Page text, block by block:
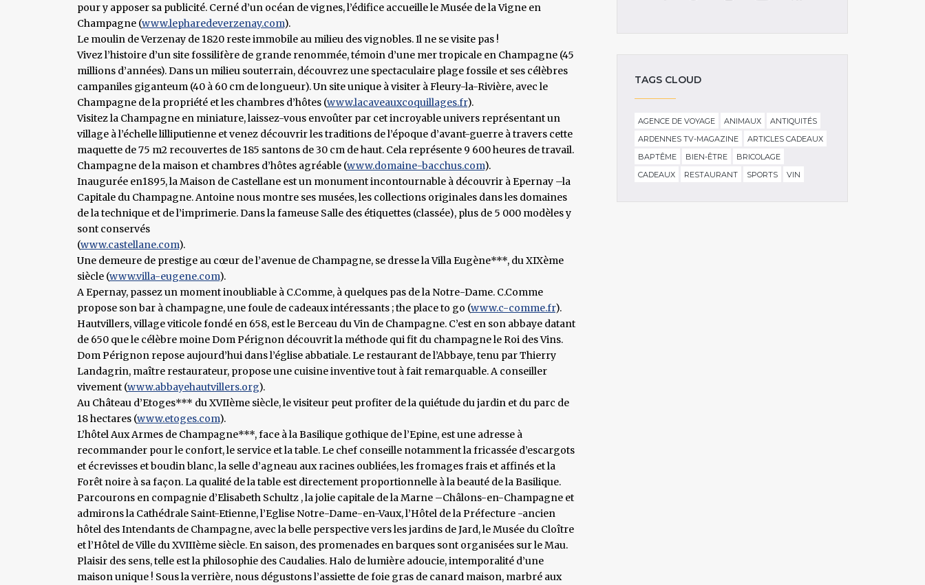
pour y apposer sa publicité. Cerné d’un océan de vignes, l’édifice accueille le Musée de la Vigne en
Champagne (www.lepharedeverzenay.com).
Le moulin de Verzenay de 1820 reste immobile au milieu des vignobles. Il ne se visite pas !
Vivez l’histoire d’un site fossilifère de grande renommée, témoin d’une mer tropicale en Champagne (45
millions d’années). Dans un milieu souterrain, découvrez une spectaculaire plage fossile et ses célèbres
campaniles giganteum (40 à 60 cm de longueur). Un site unique à visiter à Fleury-la-Rivière, avec le
Champagne de la propriété et les chambres d’hôtes (www.lacaveauxcoquillages.fr).
Visitez la Champagne en miniature, laissez-vous envoûter par cet incroyable univers représentant un
village à l’échelle lilliputienne et venez découvrir les traditions de l’époque d’avant-guerre à travers cette
maquette de 75 m2 recouvertes de 185 santons de 30 cm de haut. Cela représente 9 600 heures de travail.
Champagne de la maison et chambres d’hôtes agréable (www.domaine-bacchus.com).
Inaugurée en1895, la Maison de Castellane est un monument incontournable à découvrir à Epernay –la
Capitale du Champagne. Antoine nous montre ses musées, les collections originales dans les domaines
de la technique et de l’imprimerie. Dans la fameuse Salle des étiquettes (classée), plus de 5 000 modèles y
sont conservés
(www.castellane.com).
Une demeure de prestige au cœur de l’avenue de Champagne, se dresse la Villa Eugène***, du XIXème
siècle (www.villa-eugene.com).
A Epernay, passez un moment inoubliable à C.Comme, à quelques pas de la Notre-Dame. C.Comme
propose son bar à champagne, une foule de cadeaux intéressants ; the place to go (www.c-comme.fr).
Hautvillers, village viticole fondé en 658, est le Berceau du Vin de Champagne. C’est en son abbaye datant
de 650 que le célèbre moine Dom Pérignon découvrit la méthode qui fit du champagne le Roi des Vins.
Dom Pérignon repose aujourd’hui dans l’église abbatiale. Le restaurant de l’Abbaye, tenu par Thierry
Landagrin, maître restaurateur, propose une cuisine inventive tout à fait remarquable. A conseiller
vivement (www.abbayehautvillers.org).
Au Château d’Etoges*** du XVIIème siècle, le visiteur peut profiter de la quiétude du jardin et du parc de
18 hectares (www.etoges.com).
L’hôtel Aux Armes de Champagne***, face à la Basilique gothique de l’Epine, est une adresse à
recommander pour le confort, le service et la table. Le chef conseille notamment la fricassée d’escargots
et écrevisses et boudin blanc, la selle d’agneau aux racines oubliées, les fromages frais et affinés et la
Forêt noire à sa façon. La qualité de la table est directement proportionnelle à la beauté de la Basilique.
Parcourons en compagnie d’Elisabeth Schultz , la jolie capitale de la Marne –Châlons-en-Champagne et
admirons la Cathédrale Saint-Etienne, l’Eglise Notre-Dame-en-Vaux, l’Hôtel de la Préfecture -ancien
hôtel des Intendants de Champagne, avec la belle perspective vers les jardins de Jard, le Musée du Cloître
et l’Hôtel de Ville du XVIIIème siècle. En saison, des promenades en barques sont organisées sur le Mau.
Plaisir des sens, telle est la philosophie des Caudalies. Halo de lumière adoucie, intemporalité d’une
maison unique ! Sous la verrière, nous dégustons l’assiette de foie gras de canard maison, marbré aux
TAGS CLOUD
AGENCE DE VOYAGE ANIMAUX
ANTIQUITÉS
ARDENNES TV-MAGAZINE
ARTICLES CADEAUX
BAPTÊME
BIEN-ÊTRE
BRICOLAGE
CADEAUX
RESTAURANT SPORTS VIN